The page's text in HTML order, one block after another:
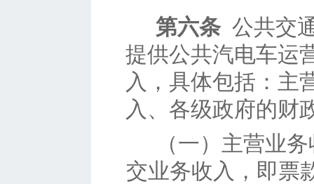
第六条 公共交
提供公共汽电车运
入，具体包括：主
入、各级政府的财
（一） 主营业
交业务收入，即票